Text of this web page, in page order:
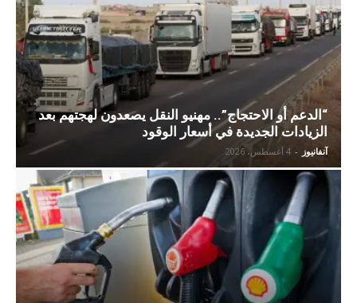
“الدعم أو الاحتجاج”.. مهنيو النقل يصعدون لهجتهم بعد
الزيادات الجديدة في أسعار الوقود
آنفانيوز - 4 أغسطس، 2026